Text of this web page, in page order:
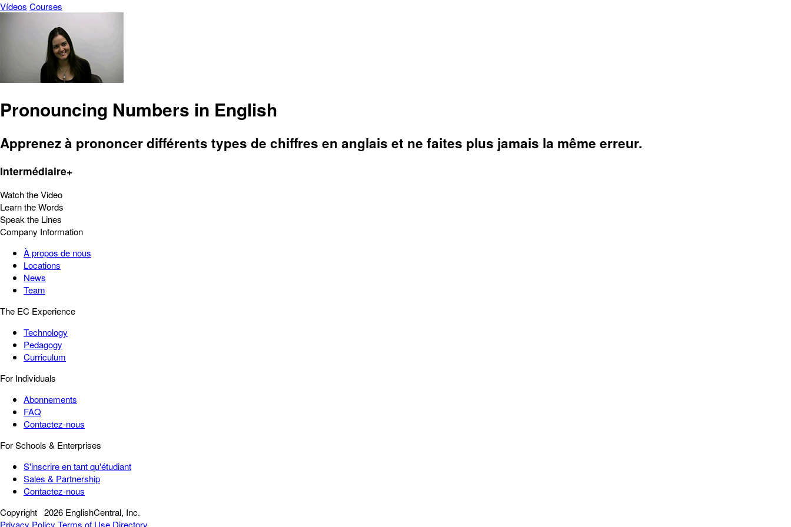
Vídeos Courses
Pronouncing Numbers in English
Apprenez à prononcer différents types de chiffres en anglais et ne faites plus jamais la même erreur.
Intermédiaire+
Watch the Video
Learn the Words
Speak the Lines
Company Information
À propos de nous
Locations
News
Team
The EC Experience
Technology
Pedagogy
Curriculum
For Individuals
Abonnements
FAQ
Contactez-nous
For Schools & Enterprises
S'inscrire en tant qu'étudiant
Sales & Partnership
Contactez-nous
Copyright 2026 EnglishCentral, Inc.